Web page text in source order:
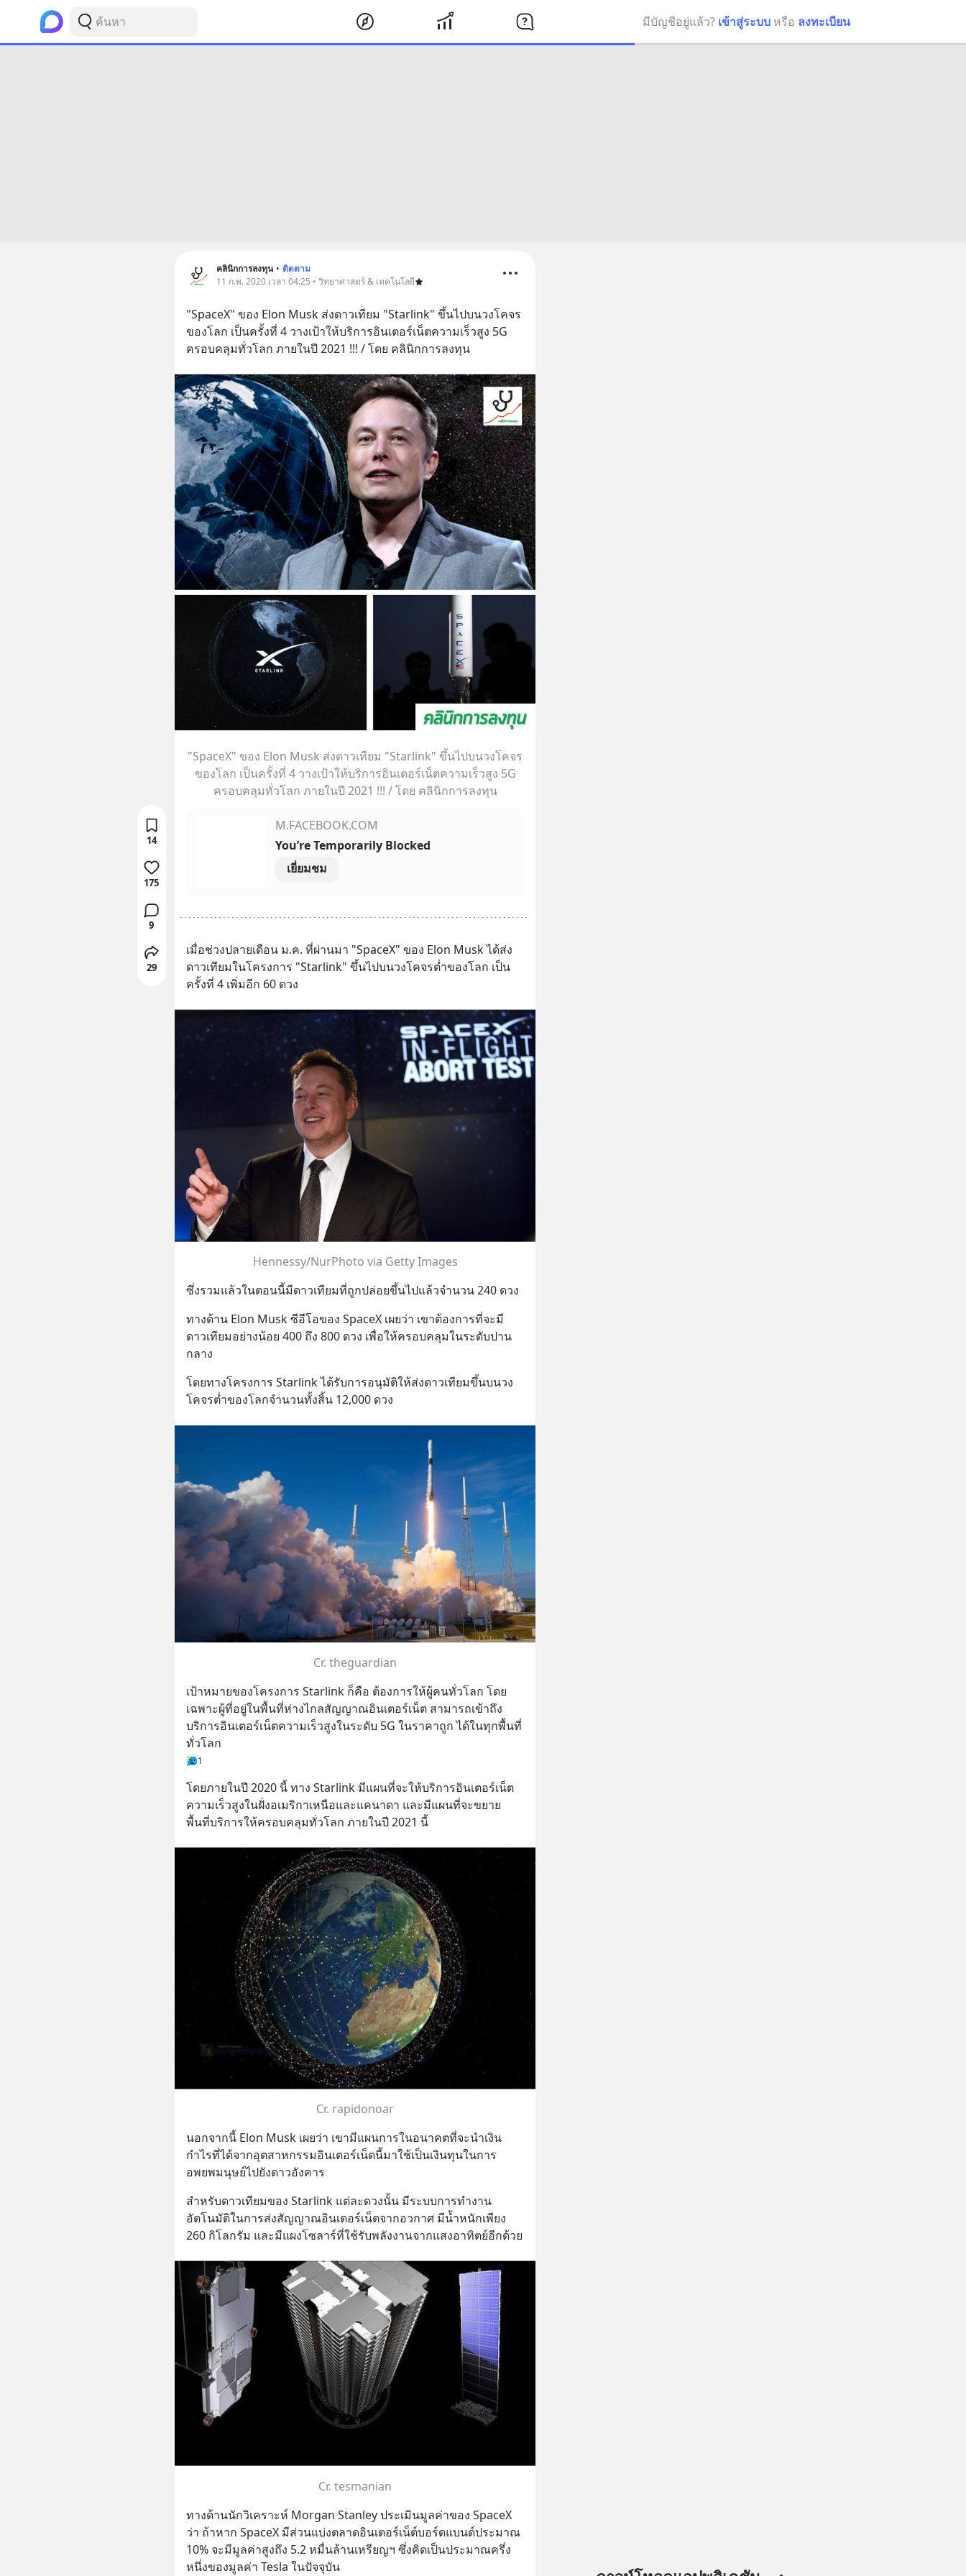
มีบัญชีอยู่แล้ว? เข้าสู่ระบบ หรือ ลงทะเบียน
คลินิกการลงทุน • ติดตาม
11 ก.พ. 2020 เวลา 04:25 • วิทยาศาสตร์ & เทคโนโลยี
"SpaceX" ของ Elon Musk ส่งดาวเทียม "Starlink" ขึ้นไปบนวงโคจร
ของโลก เป็นครั้งที่ 4 วางเป้าให้บริการอินเตอร์เน็ตความเร็วสูง 5G
ครอบคลุมทั่วโลก ภายในปี 2021 !!! / โดย คลินิกการลงทุน
"SpaceX" ของ Elon Musk ส่งดาวเทียม "Starlink" ขึ้นไปบนวงโคจร
ของโลก เป็นครั้งที่ 4 วางเป้าให้บริการอินเตอร์เน็ตความเร็วสูง 5G
ครอบคลุมทั่วโลก ภายในปี 2021 !!! / โดย คลินิกการลงทุน
M.FACEBOOK.COM
You’re Temporarily Blocked
เยี่ยมชม
เมื่อช่วงปลายเดือน ม.ค. ที่ผ่านมา "SpaceX" ของ Elon Musk ได้ส่ง
ดาวเทียมในโครงการ "Starlink" ขึ้นไปบนวงโคจรต่ำของโลก เป็น
ครั้งที่ 4 เพิ่มอีก 60 ดวง
Hennessy/NurPhoto via Getty Images
ซึ่งรวมแล้วในตอนนี้มีดาวเทียมที่ถูกปล่อยขึ้นไปแล้วจำนวน 240 ดวง
ทางด้าน Elon Musk ซีอีโอของ SpaceX เผยว่า เขาต้องการที่จะมี
ดาวเทียมอย่างน้อย 400 ถึง 800 ดวง เพื่อให้ครอบคลุมในระดับปาน
กลาง
โดยทางโครงการ Starlink ได้รับการอนุมัติให้ส่งดาวเทียมขึ้นบนวง
โคจรต่ำของโลกจำนวนทั้งสิ้น 12,000 ดวง
Cr. theguardian
เป้าหมายของโครงการ Starlink ก็คือ ต้องการให้ผู้คนทั่วโลก โดย
เฉพาะผู้ที่อยู่ในพื้นที่ห่างไกลสัญญาณอินเตอร์เน็ต สามารถเข้าถึง
บริการอินเตอร์เน็ตความเร็วสูงในระดับ 5G ในราคาถูก ได้ในทุกพื้นที่
ทั่วโลก
1
โดยภายในปี 2020 นี้ ทาง Starlink มีแผนที่จะให้บริการอินเตอร์เน็ต
ความเร็วสูงในฝั่งอเมริกาเหนือและแคนาดา และมีแผนที่จะขยาย
พื้นที่บริการให้ครอบคลุมทั่วโลก ภายในปี 2021 นี้
Cr. rapidonoar
นอกจากนี้ Elon Musk เผยว่า เขามีแผนการในอนาคตที่จะนำเงิน
กำไรที่ได้จากอุตสาหกรรมอินเตอร์เน็ตนี้มาใช้เป็นเงินทุนในการ
อพยพมนุษย์ไปยังดาวอังคาร
สำหรับดาวเทียมของ Starlink แต่ละดวงนั้น มีระบบการทำงาน
อัตโนมัติในการส่งสัญญาณอินเตอร์เน็ตจากอวกาศ มีน้ำหนักเพียง
260 กิโลกรัม และมีแผงโซลาร์ที่ใช้รับพลังงานจากแสงอาทิตย์อีกด้วย
Cr. tesmanian
ทางด้านนักวิเคราะห์ Morgan Stanley ประเมินมูลค่าของ SpaceX
ว่า ถ้าหาก SpaceX มีส่วนแบ่งตลาดอินเตอร์เน็ต์บอร์ดแบนด์ประมาณ
10% จะมีมูลค่าสูงถึง 5.2 หมื่นล้านเหรียญฯ ซึ่งคิดเป็นประมาณครึ่ง
หนึ่งของมูลค่า Tesla ในปัจจุบัน
14
175
9
29